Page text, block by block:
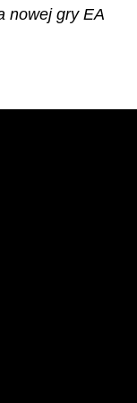
nowej gry EA